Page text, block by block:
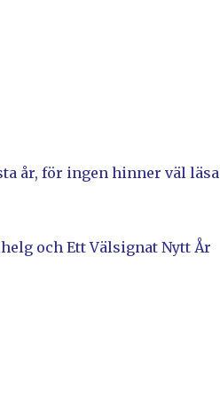
år, för ingen hinner väl läsa
och Ett Välsignat Nytt År